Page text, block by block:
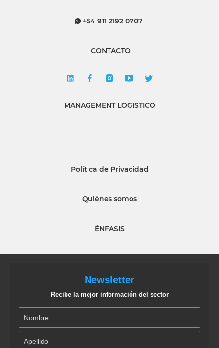
+54 911 2192 0707
CONTACTO
MANAGEMENT LOGISTICO
Política de Privacidad
Quiénes somos
ÉNFASIS
Newsletter
Recibe la mejor información del sector